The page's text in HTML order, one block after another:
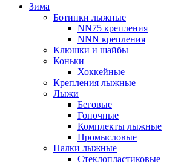
Зима
Ботинки лыжные
NN75 крепления
NNN крепления
Клюшки и шайбы
Коньки
Хоккейные
Крепления лыжные
Лыжи
Беговые
Гоночные
Комплекты лыжные
Промысловые
Палки лыжные
Стеклопластиковые